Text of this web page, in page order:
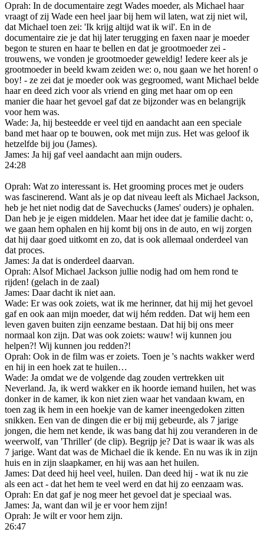
Oprah: In de documentaire zegt Wades moeder, als Michael haar
vraagt of zij Wade een heel jaar bij hem wil laten, wat zij niet wil,
dat Michael toen zei: 'Ik krijg altijd wat ik wil'. En in de
documentaire zie je dat hij later terugging en faxen naar je moeder
begon te sturen en haar te bellen en dat je grootmoeder zei -
trouwens, we vonden je grootmoeder geweldig! Iedere keer als je
grootmoeder in beeld kwam zeiden we: o, nou gaan we het horen! o
boy! - ze zei dat je moeder ook was gegroomed, want Michael belde
haar en deed zich voor als vriend en ging met haar om op een
manier die haar het gevoel gaf dat ze bijzonder was en belangrijk
voor hem was.
Wade: Ja, hij besteedde er veel tijd en aandacht aan een speciale
band met haar op te bouwen, ook met mijn zus. Het was geloof ik
hetzelfde bij jou (James).
James: Ja hij gaf veel aandacht aan mijn ouders.
24:28
Oprah: Wat zo interessant is. Het grooming proces met je ouders
was fascinerend. Want als je op dat niveau leeft als Michael Jackson,
heb je het niet nodig dat de Savechucks (James' ouders) je ophalen.
Dan heb je je eigen middelen. Maar het idee dat je familie dacht: o,
we gaan hem ophalen en hij komt bij ons in de auto, en wij zorgen
dat hij daar goed uitkomt en zo, dat is ook allemaal onderdeel van
dat proces.
James: Ja dat is onderdeel daarvan.
Oprah: Alsof Michael Jackson jullie nodig had om hem rond te
rijden! (gelach in de zaal)
James: Daar dacht ik niet aan.
Wade: Er was ook zoiets, wat ik me herinner, dat hij mij het gevoel
gaf en ook aan mijn moeder, dat wij hém redden. Dat wij hem een
leven gaven buiten zijn eenzame bestaan. Dat hij bij ons meer
normaal kon zijn. Dat was ook zoiets: wauw! wij kunnen jou
helpen?! Wij kunnen jou redden?!
Oprah: Ook in de film was er zoiets. Toen je 's nachts wakker werd
en hij in een hoek zat te huilen…
Wade: Ja omdat we de volgende dag zouden vertrekken uit
Neverland. Ja, ik werd wakker en ik hoorde iemand huilen, het was
donker in de kamer, ik kon niet zien waar het vandaan kwam, en
toen zag ik hem in een hoekje van de kamer ineengedoken zitten
snikken. Een van de dingen die er bij mij gebeurde, als 7 jarige
jongen, die hem net kende, ik was bang dat hij zou veranderen in de
weerwolf, van 'Thriller' (de clip). Begrijp je? Dat is waar ik was als
7 jarige. Want dat was de Michael die ik kende. En nu was ik in zijn
huis en in zijn slaapkamer, en hij was aan het huilen.
James: Dat deed hij heel veel, huilen. Dan deed hij - wat ik nu zie
als een act - dat het hem te veel werd en dat hij zo eenzaam was.
Oprah: En dat gaf je nog meer het gevoel dat je speciaal was.
James: Ja, want dan wil je er voor hem zijn!
Oprah: Je wilt er voor hem zijn.
26:47